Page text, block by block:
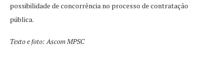
possibilidade de concorrência no processo de contratação
pública.
Texto e foto: Ascom MPSC